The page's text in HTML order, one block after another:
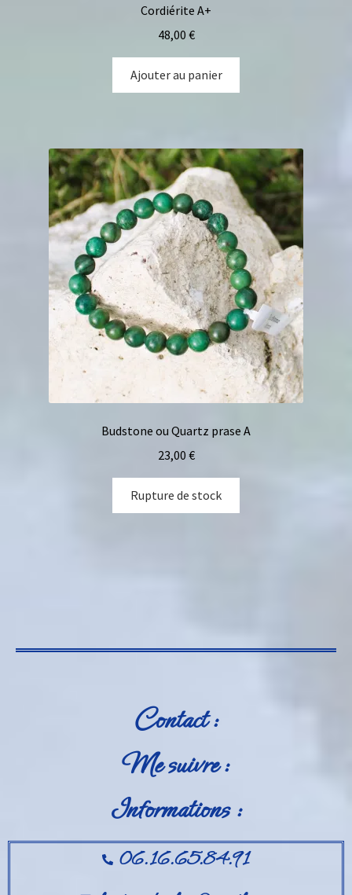
Cordiérite A+
48,00 €
Ajouter au panier
Budstone ou Quartz prase A
23,00 €
Rupture de stock
Contact :
Me suivre :
Informations :
06.16.65.84.91